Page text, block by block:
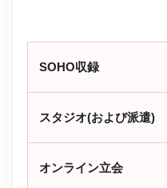
SOHO収録
スタジオ(および派遣)
オンライン立会